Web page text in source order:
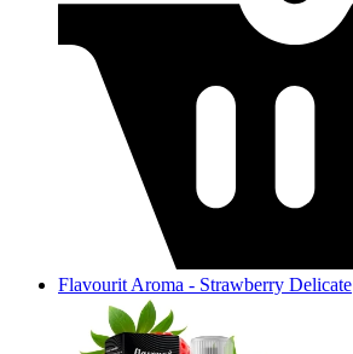
Flavourit Aroma - Strawberry Delicate